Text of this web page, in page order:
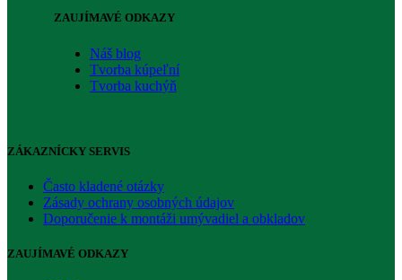
ZAUJÍMAVÉ ODKAZY
Náš blog
Tvorba kúpeľní
Tvorba kuchýň
ZÁKAZNÍCKY SERVIS
Často kladené otázky
Zásady ochrany osobných údajov
Doporučenie k montáži umývadiel a obkladov
ZAUJÍMAVÉ ODKAZY